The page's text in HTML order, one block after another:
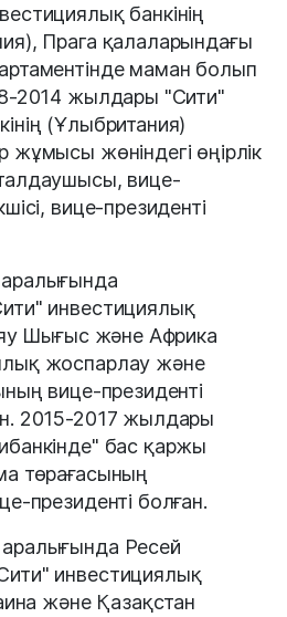
банкінің
Прага қалаларындағы
маман болып
2014 жылдары "Сити"
(Ұлыбритания)
жұмысы жөніндегі өңірлік
вице-
вице-президенті
инвестициялық
Шығыс және Африка
жоспарлау және
вице-президенті
2015-2017 жылдары
бас қаржы
төрағасының
президенті болған.
Ресей
инвестициялық
және Қазақстан